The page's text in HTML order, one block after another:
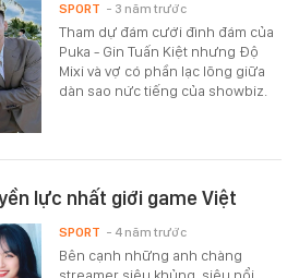
Tham dự đám cưới đình đám của
Puka - Gin Tuấn Kiệt nhưng Độ
Mixi và vợ có phần lạc lõng giữa
dàn sao nức tiếng của showbiz.
SPORT - 3 năm trước
lực nhất giới game Việt
Bên cạnh những anh chàng
SPORT - 4 năm trước